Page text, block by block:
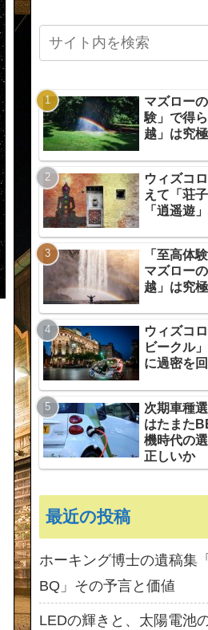
マズロー
験」で得
越」は究
ウィズコ
えて「荘
「逍遥遊
「至高体
マズロー
越」は究
ウィズコ
ビークル
に過密を
次期車種
はたまた
機時代の
正しいか
最近の投稿
ホーキング博士の遺稿集
BQ」その予言と価値
LEDの輝きと、太陽電池